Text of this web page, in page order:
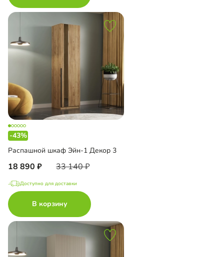
-43%
Распашной шкаф Эйн-1 Декор 3
18 890 33 140
Доступно для доставки
В корзину